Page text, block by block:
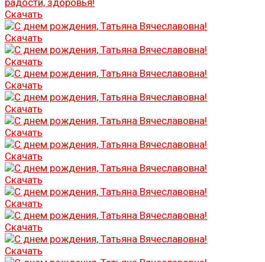
Скачать
Скачать
Скачать
Скачать
Скачать
Скачать
Скачать
Скачать
Скачать
Скачать
Скачать